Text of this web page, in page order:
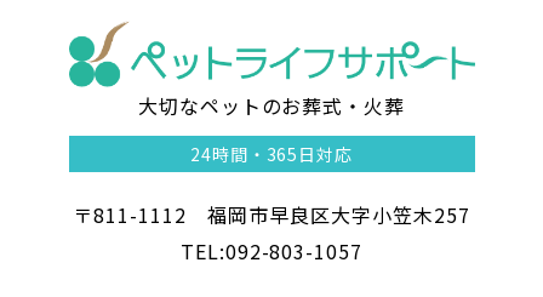
ッ
ト
大切なペットのお葬式・火葬
24時間・ 365日対応
〒811-1112 福岡市早良区大字小笠木257
TEL:092-803-1057